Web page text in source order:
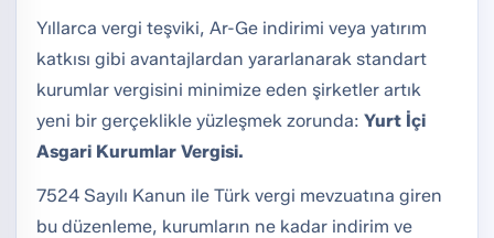
Yıllarca vergi teşviki, Ar-Ge indirimi veya yatırım
katkısı gibi avantajlardan yararlanarak standart
kurumlar vergisini minimize eden şirketler artık
yeni bir gerçeklikle yüzleşmek zorunda: Yurt İçi
Asgari Kurumlar Vergisi.
7524 Sayılı Kanun ile Türk vergi mevzuatına giren
bu düzenleme, kurumların ne kadar indirim ve